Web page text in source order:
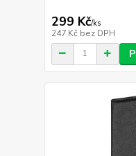
299 Kč/ks
247 Kč bez DPH